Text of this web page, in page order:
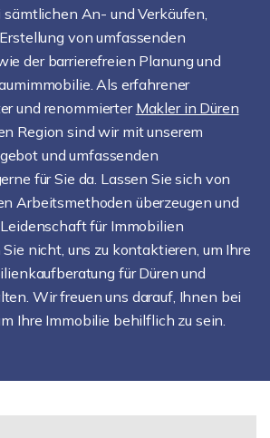
An- und Verkäufen,
von umfassenden
der barrierefreien Planung und
Als erfahrener
und renommierter Makler in Düren
Region sind wir mit unserem
und umfassenden
für Sie da. Lassen Sie sich von
Arbeitsmethoden überzeugen und
für Immobilien
nicht, uns zu kontaktieren, um Ihre
für Düren und
Wir freuen uns darauf, Ihnen bei
Ihre Immobilie behilflich zu sein.